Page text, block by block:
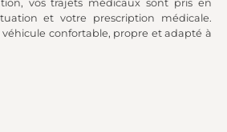
vos trajets médicaux sont pris en
et votre prescription médicale.
véhicule confortable, propre et adapté à